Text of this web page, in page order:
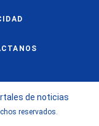
de noticias
reservados.